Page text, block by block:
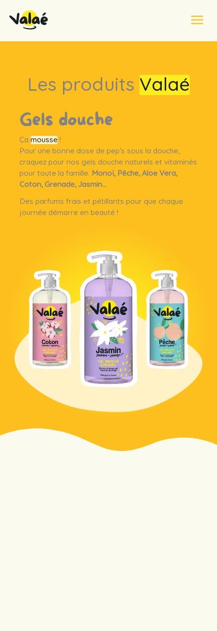
contenu
Les produits Valaé
Gels douche
Ça mousse !
Pour une bonne dose de pep’s sous la douche,
craquez pour nos gels douche naturels et vitaminés
pour toute la famille. Monoï, Pêche, Aloe Vera,
Coton, Grenade, Jasmin…
Des parfums frais et pétillants pour que chaque
journée démarre en beauté !